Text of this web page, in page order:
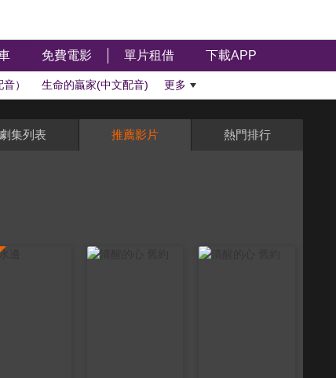
免費電影 單片租借 下載APP
） 生命的贏家(中文配音) 更多
劇集列表 推薦影片 熱門排行